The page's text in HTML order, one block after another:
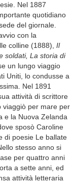
Nel 1887
quotidiano
del giornale.
con la
colline (1888), Il
soldati, La storia di
un lungo viaggio
Uniti, lo condusse a
Nel 1891
attività di scrittore
viaggiò per mare per
e la Nuova Zelanda
sposò Caroline
di poesie Le ballate
stesso anno si
per quattro anni
a sette anni, ed
attività letteraria